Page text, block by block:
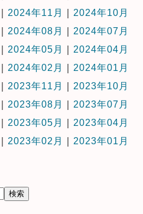
2024年11月
2024年10月
2024年08月
2024年07月
2024年05月
2024年04月
2024年02月
2024年01月
2023年11月
2023年10月
2023年08月
2023年07月
2023年05月
2023年04月
2023年02月 2023年01月